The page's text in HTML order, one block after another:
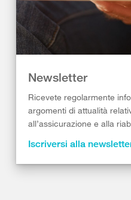
Newsletter
Ricevete regolarmente
argomenti di attualità
all’assicurazione e alla
Iscriversi alla